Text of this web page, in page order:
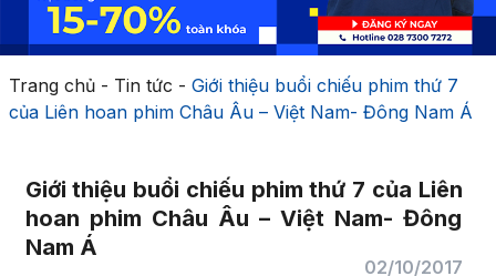
Trang chủ- Tin tức - Giới thiệu buổi chiếu phim thứ 7
của Liên hoan phim Châu Âu – Việt Nam- Đông Nam Á
Giới thiệu buổi chiếu phim thứ 7 của Liên
hoan phim Châu Âu – Việt Nam- Đông
Nam Á
02/10/2017